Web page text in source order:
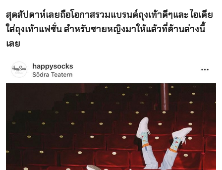
สุดสัปดาห์เลยถือโอกาสรวมแบรนด์ถุงเท้าดีๆและ ไอเดีย
ใส่ถุงเท้าแฟชั่น สำหรับชายหญิงมาให้แล้วที่ด้านล่างนี้
เลย